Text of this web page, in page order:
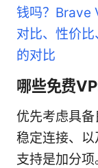
钱吗？Brave
对比、性价
的对比
哪些免费
优先考虑具备
稳定连接、
支持是加分项